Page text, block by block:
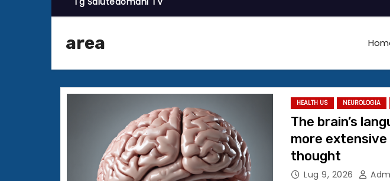
area
HEALTH US NEUROLOGIA
The brain’s
more
thought
Lug 9, 2026